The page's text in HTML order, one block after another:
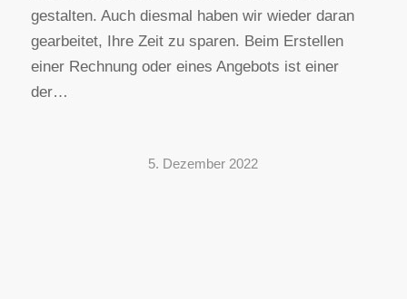
gestalten. Auch diesmal haben wir wieder daran
gearbeitet, Ihre Zeit zu sparen. Beim Erstellen
einer Rechnung oder eines Angebots ist einer
der…
5. Dezember 2022